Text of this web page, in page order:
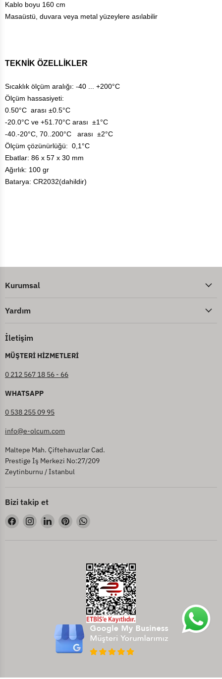
Kablo boyu 160 cm
Masaüstü, duvara veya metal yüzeylere asılabilir
TEKNİK ÖZELLİKLER
Sıcaklık ölçüm aralığı: -40 ... +200°C
Ölçüm hassasiyeti:
0.50°C arası ±0.5°C
-20.0°C ve +51.70°C arası ±1°C
-40.-20°C, 70..200°C arası ±2°C
Ölçüm çözünürlüğü: 0,1°C
Ebatlar: 86 x 57 x 30 mm
Ağırlık: 100 gr
Batarya: CR2032(dahildir)
Kurumsal
Yardım
İletişim
MÜŞTERİ HİZMETLERİ
0 212 567 18 56 - 66
WHATSAPP
0 538 255 09 95
info@e-olcum.com
Maltepe Mah. Çiftehavuzlar Cad.
Prestige İş Merkezi No:27/209
Zeytinburnu / İstanbul
Bizi takip et
Bizi
Facebook&#39;de
bul
Bizi
Instagram&#39;de
bul
Bizi
LinkedIn&#39;de
bul
Bizi
Pinterest&#39;de
bul
Bizi
bul